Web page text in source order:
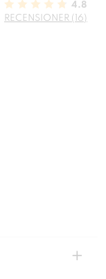
4.8
RECENSIONER (16)
+